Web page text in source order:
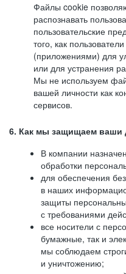
Файлы cookie
распознавать
пользовательские
того, как
(приложениями) для
или для устранения
Мы не используем
вашей личности как
сервисов.
6. Как мы защищаем ваши
В компании
обработки
для обеспечения
в наших
защиты
с требованиями
все носители с
бумажные, так и
мы соблюдаем
и уничтожению;